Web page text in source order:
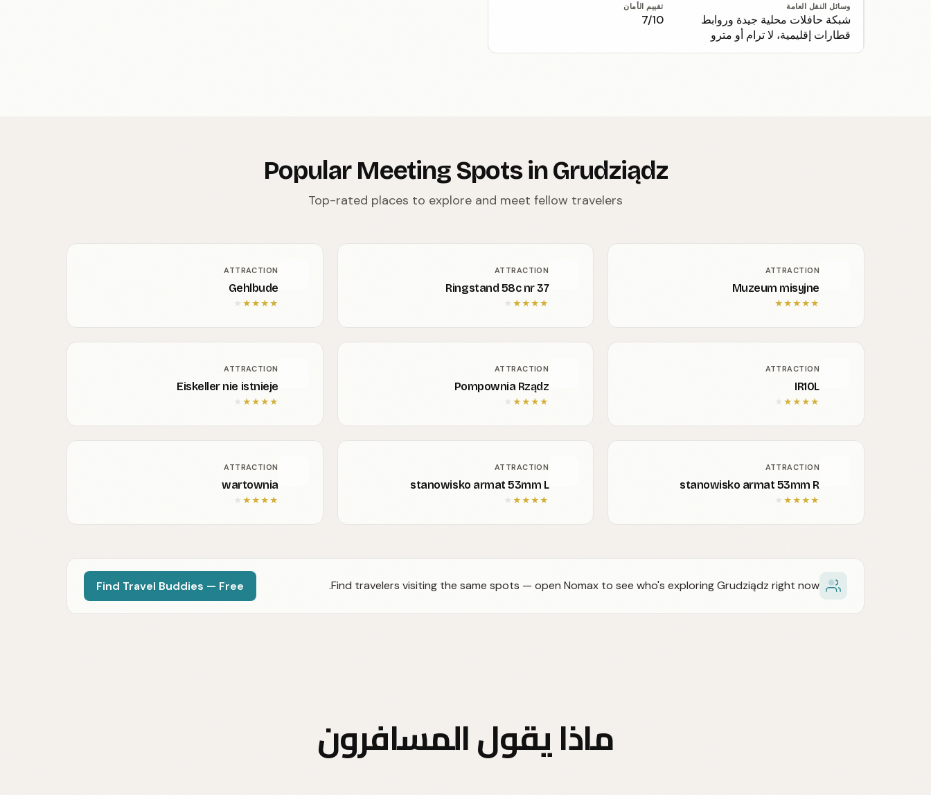
وسائل النقل العامة
شبكة حافلات محلية جيدة وروابط
قطارات إقليمية، لا ترام أو مترو
تقييم الأمان
7/10
Popular Meeting Spots in Grudziądz
Top-rated places to explore and meet fellow travelers
ATTRACTION
Muzeum misyjne
★
★
★
★
★
ATTRACTION
Ringstand 58c nr 37
★
★
★
★
★
ATTRACTION
Gehlbude
★
★
★
★
★
ATTRACTION
IR10L
★
★
★
★
★
ATTRACTION
Pompownia Rządz
★
★
★
★
★
ATTRACTION
Eiskeller nie istnieje
★
★
★
★
★
ATTRACTION
stanowisko armat 53mm R
★
★
★
★
★
ATTRACTION
stanowisko armat 53mm L
★
★
★
★
★
ATTRACTION
wartownia
★
★
★
★
★
Find travelers visiting the same spots — open Nomax to see who's exploring Grudziądz right now.
Find Travel Buddies — Free
ماذا يقول المسافرون